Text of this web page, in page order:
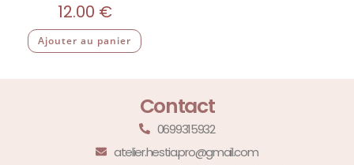
12.00 €
Ajouter au panier
Contact
0699315932
atelier.hestia.pro@gmail.com